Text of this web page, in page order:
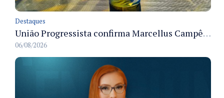
Destaques
União Progressista confirma Marcellus Campêlo como candidato a deputado estadual
06/08/2026